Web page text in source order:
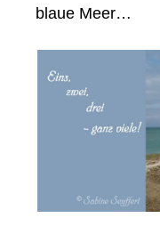
blaue Meer…